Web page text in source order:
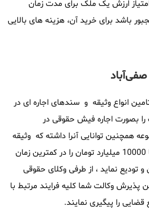
امتیاز ارزش یک ملک برای مدت زمان
باشد برای خرید آن، هزینه های بالایی
صفی‌آباد
انواع وثیقه و سندهای اجاره ای در
را بصورت اجاره فیش حقوقی در
همچنین توانایی آنرا داشته که وثیقه
های ملکی از 1 میلیارد تومان تا 10000 میلیارد تومان را در کمترین زمان
تودیع نماید ، از طرفی وکلای حقوقی
پذیرش وکالت شما کلیه فرایند مرتبط با
را پیگیری نمایند.